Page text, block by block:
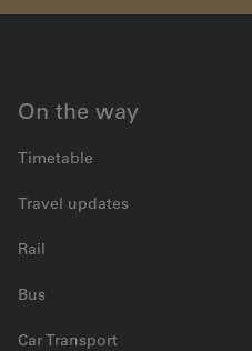
On the way
Timetable
Travel updates
Rail
Bus
Car Transport